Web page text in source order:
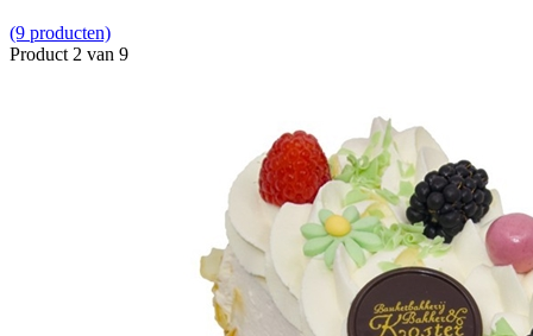
(9 producten)
Product 2 van 9